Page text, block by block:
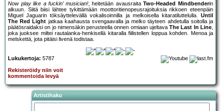
Now play like a fuckin’ musician!, heitetään avausraitaTwo-Headed Mindbenderin
alkuun. Siitä biisi lähtee tykittämään moottoritienopeusrajoituksia rikkoen eteenpäin
Miguel Jaguarin töksäyttelevällä vokalisoinnilla ja melkoisella kitaratiluttelulla. Until
The Red Light jatkaa kaahausta svengaavalla ja melko täyteen ahdetulla soitolla ja
päätösraidaksi on jo nimensäkin perusteella onnen omiaan ujeltavaThe Last In Line,
joka juoksee miltei rautalanka-henkisellä kitaralla fiilistellen loppua kohden. Menoa ja
melskettä, jota pitäisi livenä todistaa.
Lukukertoja: 5787
Rekisteröidy niin voit
kommentoida levyä
Artistihaku